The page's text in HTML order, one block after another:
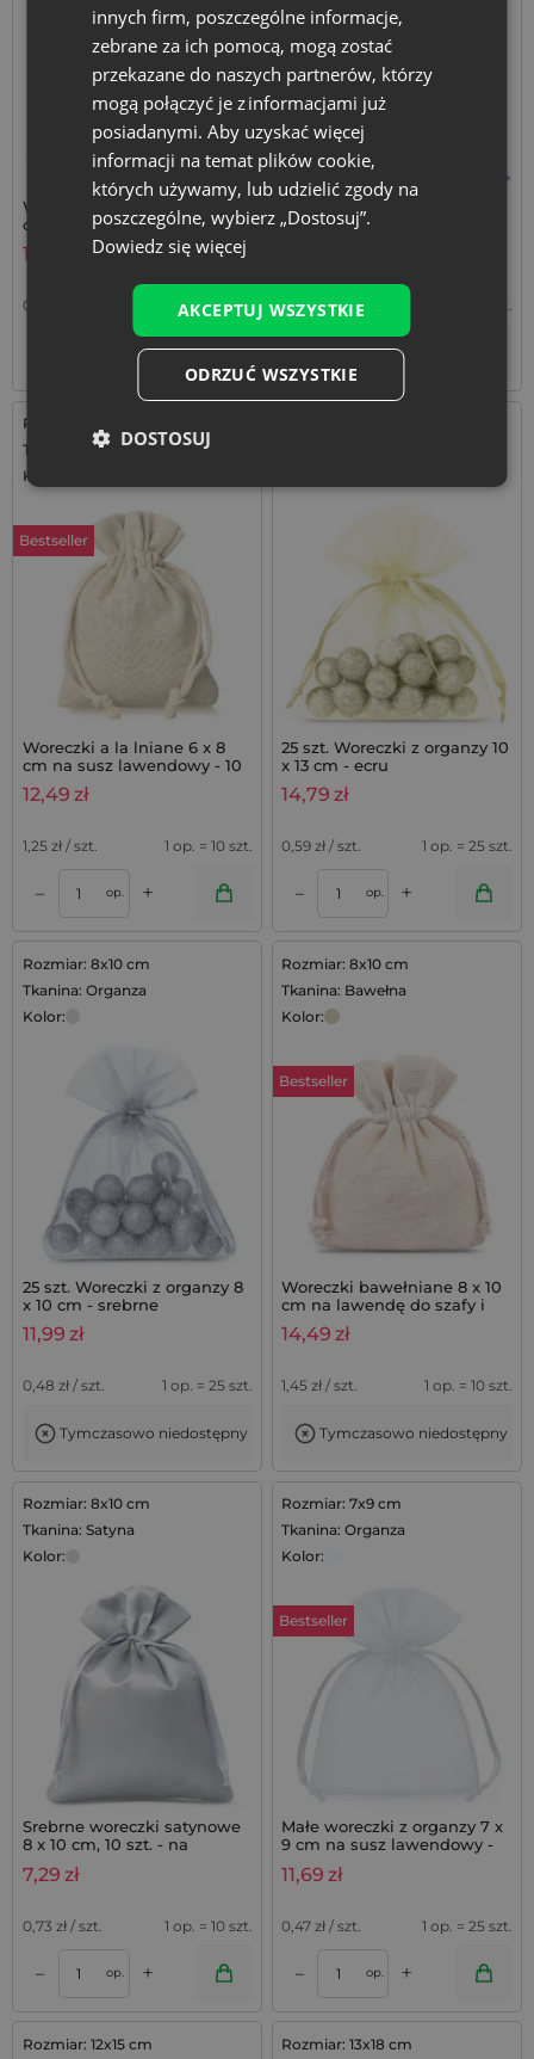
Woreczki z organzy 8 x 10
cm ecru - zestaw 25 sztuk
11,99
0,48 1 op. = 25 szt.
+
Ciemnofioletowe woreczki z
organzy 7 x 9 cm na drobne
0,47 zł / szt. 1 op. = 25 szt.
– op. +
Rozmiar: 6x8 cm
Tkanina: Len, Bawełna, poliester
Kolor:
Bestseller
Woreczki a la lniane 6 x 8
cm na susz lawendowy - 10
szt.
12,49 zł
1,25 zł / szt. 1 op. = 10 szt.
– op. +
25 szt. Woreczki z organzy 10
x 13 cm - ecru
14,79 zł
0,59 zł / szt. 1 op. = 25 szt.
– op. +
Rozmiar: 8x10 cm
Tkanina: Organza
Kolor:
25 szt. Woreczki z organzy 8
x 10 cm - srebrne
11,99 zł
0,48 zł / szt. 1 op. = 25 szt.
Tymczasowo niedostępny
Rozmiar: 8x10 cm
Tkanina: Bawełna
Kolor:
Bestseller
Woreczki bawełniane 8 x 10
cm na lawendę do szafy i
szuflad - 10 szt.
14,49 zł
1,45 zł / szt. 1 op. = 10 szt.
Tymczasowo niedostępny
Rozmiar: 8x10 cm
Tkanina: Satyna
Kolor:
Srebrne woreczki satynowe
8 x 10 cm, 10 szt. - na
biżuterię, upominki,
prezenty
7,29 zł
0,73 zł / szt. 1 op. = 10 szt.
– op. +
Rozmiar: 7x9 cm
Tkanina: Organza
Kolor:
Bestseller
Małe woreczki z organzy 7 x
9 cm na susz lawendowy -
25 szt.
11,69 zł
0,47 zł / szt. 1 op. = 25 szt.
– op. +
Rozmiar: 12x15 cm
Rozmiar: 13x18 cm
innych firm, poszczególne informacje,
zebrane za ich pomocą, mogą zostać
przekazane do naszych partnerów, którzy
mogą połączyć je z informacjami już
posiadanymi. Aby uzyskać więcej
informacji na temat plików cookie,
których używamy, lub udzielić zgody na
poszczególne, wybierz „Dostosuj”.
Dowiedz się więcej
AKCEPTUJ WSZYSTKIE
ODRZUĆ WSZYSTKIE
DOSTOSUJ